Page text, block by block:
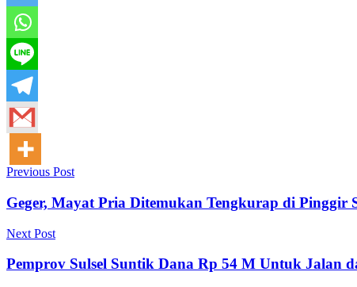
Previous Post
Geger, Mayat Pria Ditemukan Tengkurap di Pinggir
Next Post
Pemprov Sulsel Suntik Dana Rp 54 M Untuk Jalan